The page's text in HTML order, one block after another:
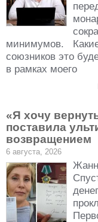
минимумов.
союзников это
в рамках моего
«Я хочу
поставила
возвращением
6 августа, 2026